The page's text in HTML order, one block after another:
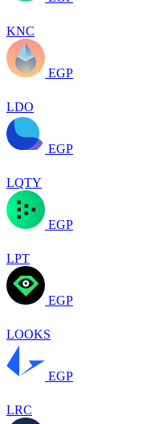
KNC
EGP
LDO
EGP
LQTY
EGP
LPT
EGP
LOOKS
EGP
LRC